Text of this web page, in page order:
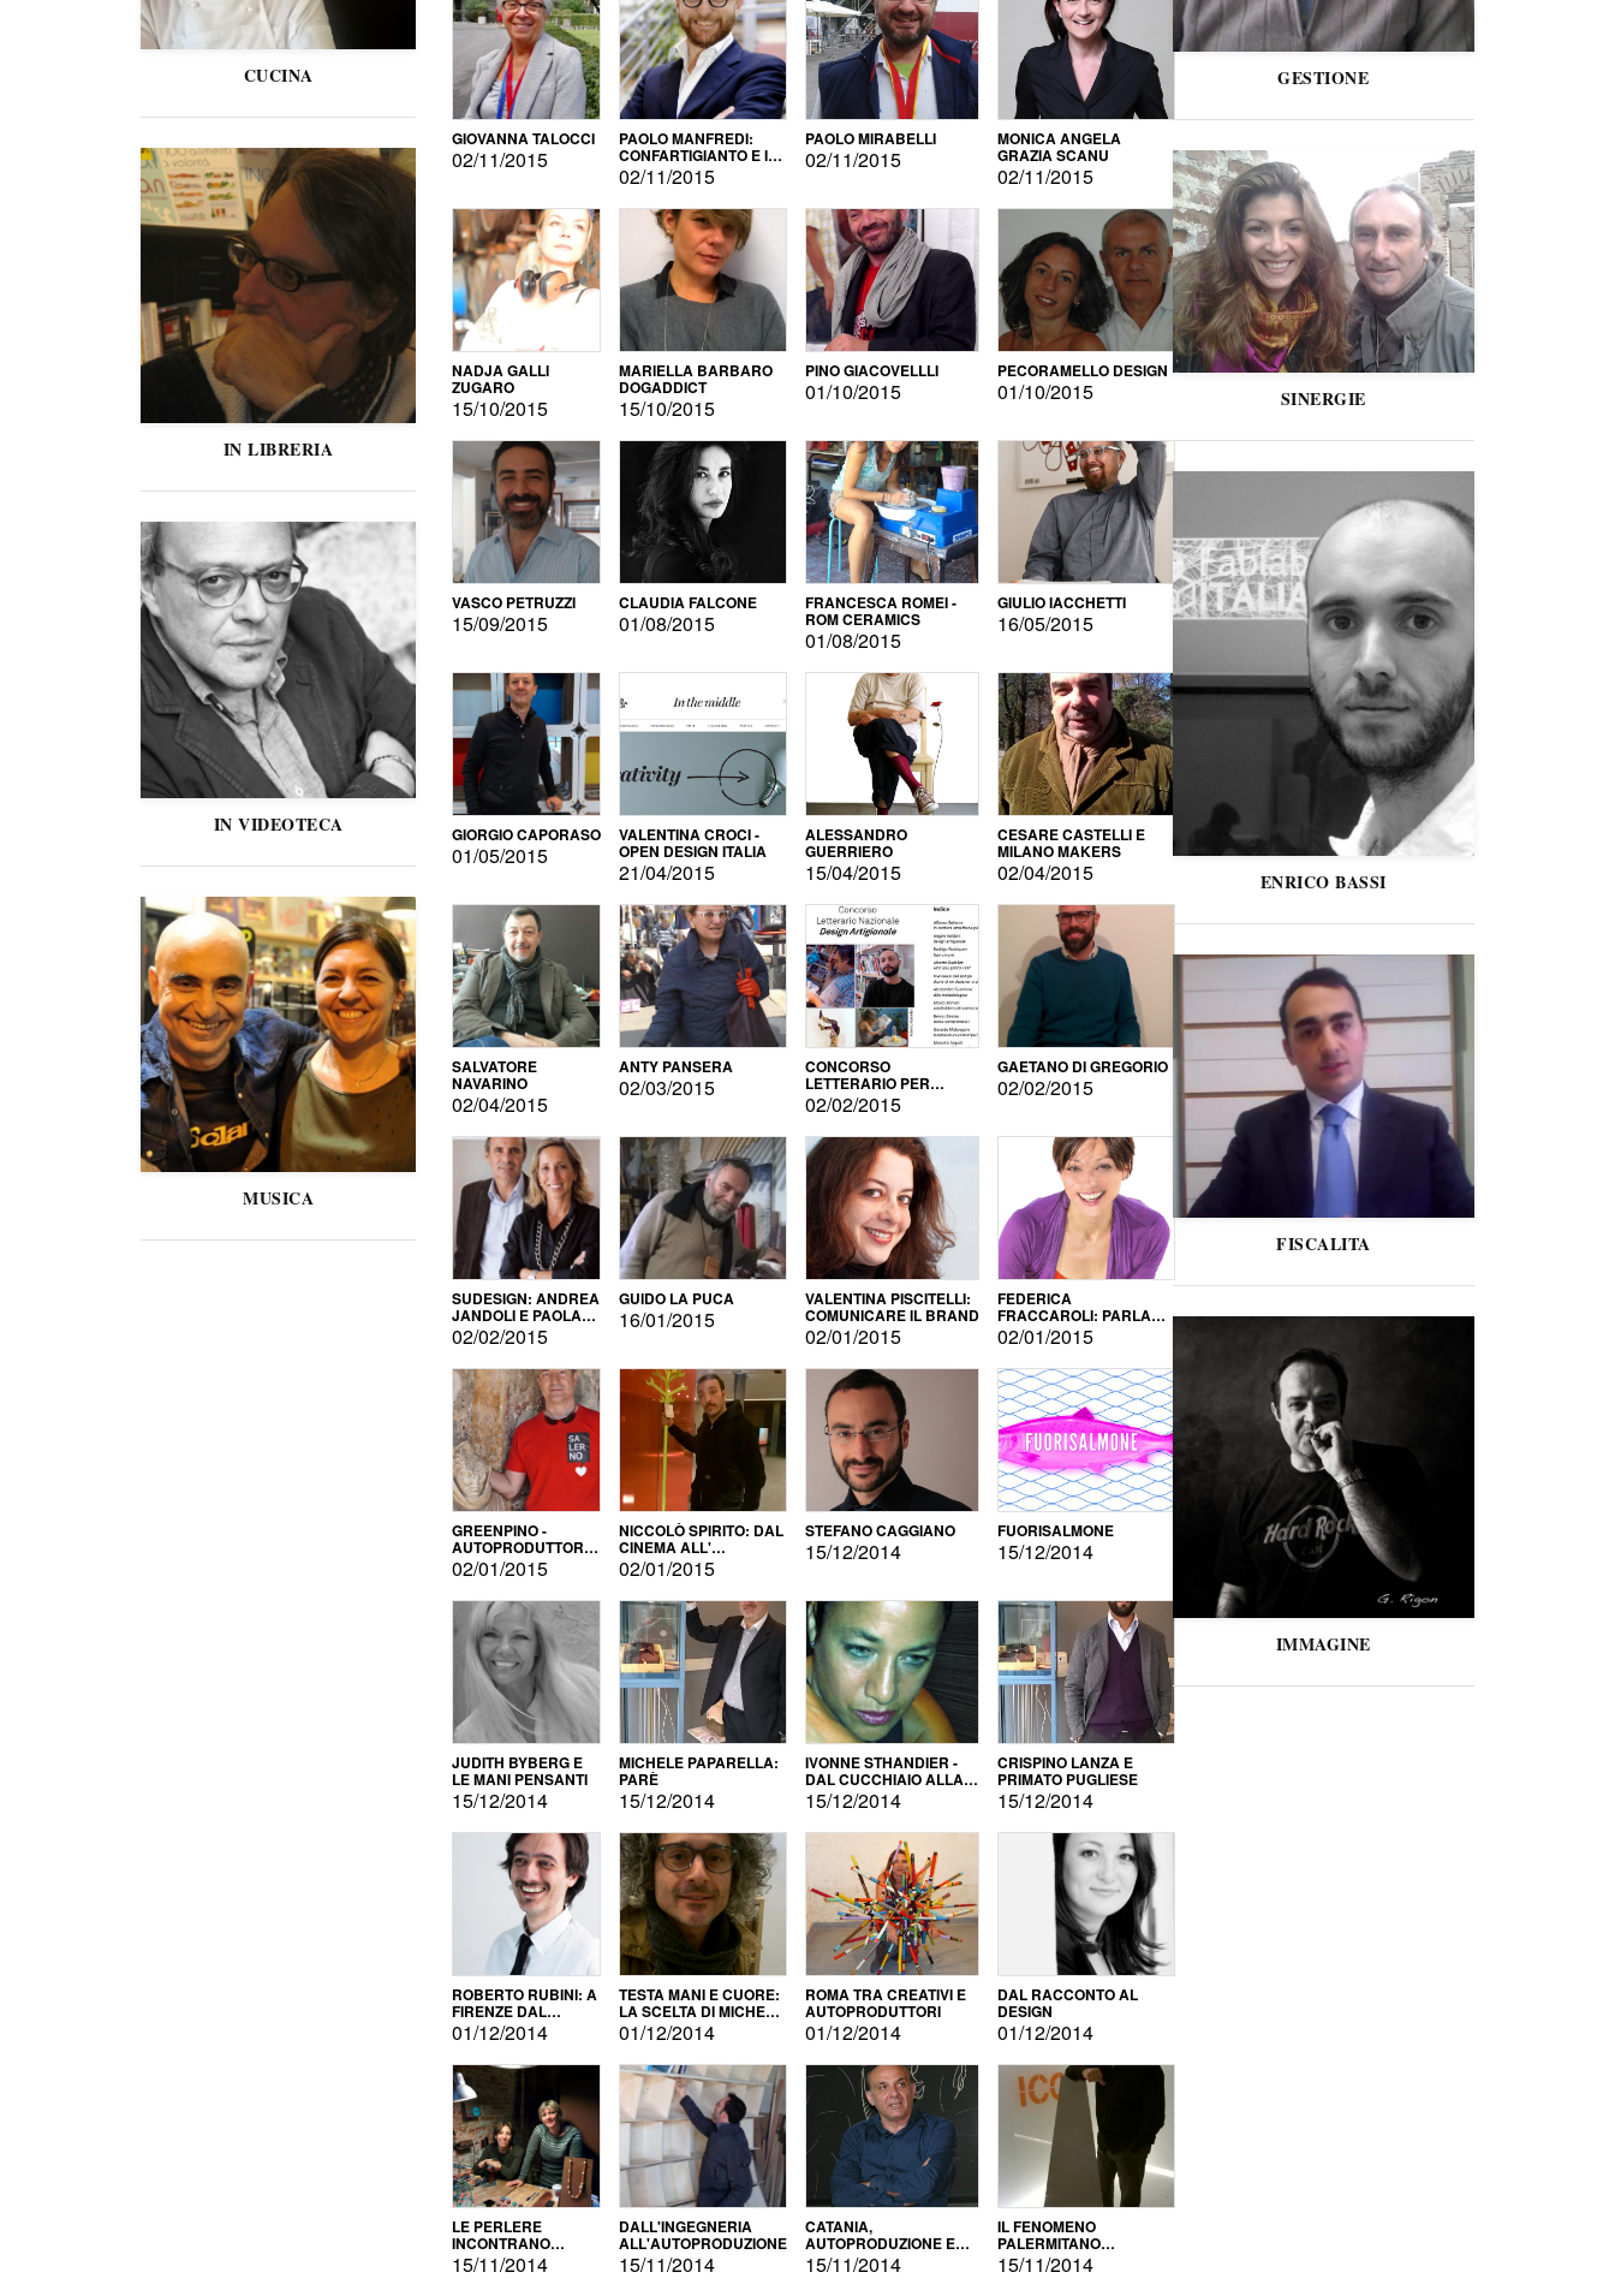
CUCINA
IN LIBRERIA
IN VIDEOTECA
MUSICA
GIOVANNA TALOCCI
02/11/2015
PAOLO MANFREDI:
CONFARTIGIANTO E IL
SONDAGGIO
02/11/2015
PAOLO MIRABELLI
02/11/2015
MONICA ANGELA
GRAZIA SCANU
02/11/2015
NADJA GALLI
ZUGARO
15/10/2015
MARIELLA BARBARO
DOGADDICT
15/10/2015
PINO GIACOVELLLI
01/10/2015
PECORAMELLO DESIGN
01/10/2015
VASCO PETRUZZI
15/09/2015
CLAUDIA FALCONE
01/08/2015
FRANCESCA ROMEI -
ROM CERAMICS
01/08/2015
GIULIO IACCHETTI
16/05/2015
GIORGIO CAPORASO
01/05/2015
VALENTINA CROCI -
OPEN DESIGN ITALIA
21/04/2015
ALESSANDRO
GUERRIERO
15/04/2015
CESARE CASTELLI E
MILANO MAKERS
02/04/2015
SALVATORE
NAVARINO
02/04/2015
ANTY PANSERA
02/03/2015
CONCORSO
LETTERARIO PER
DESIGNER
02/02/2015
GAETANO DI GREGORIO
02/02/2015
SUDESIGN: ANDREA
JANDOLI E PAOLA
PISAPIA
02/02/2015
GUIDO LA PUCA
16/01/2015
VALENTINA PISCITELLI:
COMUNICARE IL BRAND
02/01/2015
FEDERICA
FRACCAROLI: PARLARE
LINGUE DIVERSE
02/01/2015
GREENPINO -
AUTOPRODUTTORE
PER AMORE
02/01/2015
NICCOLÒ SPIRITO: DAL
CINEMA ALL'
AUTOPRODUZIONE
02/01/2015
STEFANO CAGGIANO
15/12/2014
FUORISALMONE
15/12/2014
JUDITH BYBERG E
LE MANI PENSANTI
15/12/2014
MICHELE PAPARELLA:
PARÈ
15/12/2014
IVONNE STHANDIER -
DAL CUCCHIAIO ALLA
CITTÀ
15/12/2014
CRISPINO LANZA E
PRIMATO PUGLIESE
15/12/2014
ROBERTO RUBINI: A
FIRENZE DAL
PRODOTTO ALLA
PROMOZIONE
01/12/2014
TESTA MANI E CUORE:
LA SCELTA DI MICHELE
BARBERIO
01/12/2014
ROMA TRA CREATIVI E
AUTOPRODUTTORI
01/12/2014
DAL RACCONTO AL
DESIGN
01/12/2014
LE PERLERE
INCONTRANO
L'AUTOPRODUZIONE
15/11/2014
DALL'INGEGNERIA
ALL'AUTOPRODUZIONE
15/11/2014
CATANIA,
AUTOPRODUZIONE E
COMMERCIALIZZAZIONE
15/11/2014
IL FENOMENO
PALERMITANO
DELL'AUTOPRODUZIONE
15/11/2014
GESTIONE
SINERGIE
ENRICO BASSI
FISCALITA
IMMAGINE